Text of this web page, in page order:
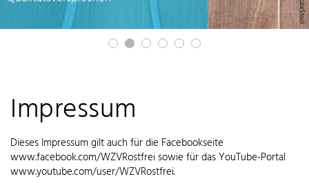
Impressum
Dieses Impressum gilt auch für die Facebookseite
www.facebook.com/WZVRostfrei sowie für das YouTube-Portal
www.youtube.com/user/WZVRostfrei.